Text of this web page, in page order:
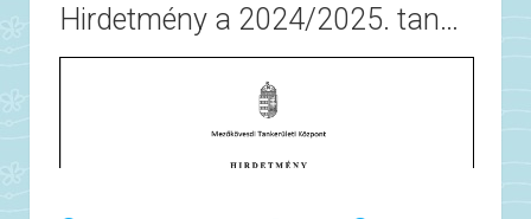
Hirdetmény a 2024/2025. tanévre vonatkozó általános iskolai beiratkozással kapcsolatban